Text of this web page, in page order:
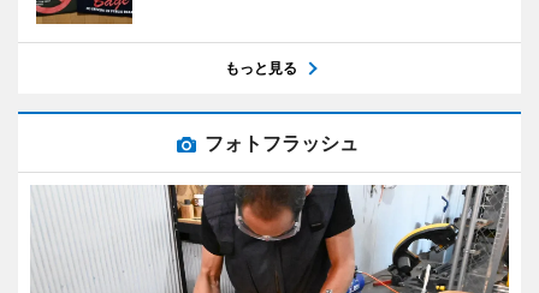
もっと見る
フォトフラッシュ